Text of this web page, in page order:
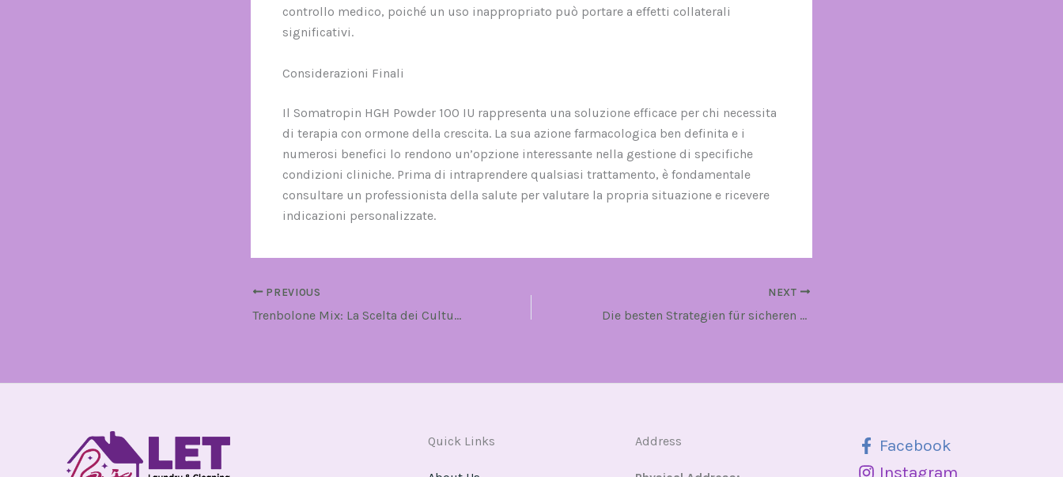
controllo medico, poiché un uso inappropriato può portare a effetti collaterali
significativi.
Considerazioni Finali
Il Somatropin HGH Powder 100 IU rappresenta una soluzione efficace per chi necessita
di terapia con ormone della crescita. La sua azione farmacologica ben definita e i
numerosi benefici lo rendono un’opzione interessante nella gestione di specifiche
condizioni cliniche. Prima di intraprendere qualsiasi trattamento, è fondamentale
consultare un professionista della salute per valutare la propria situazione e ricevere
indicazioni personalizzate.
PREVIOUS
Trenbolone Mix: La Scelta dei Culturisti per Massimali Muscolari
NEXT
Die besten Strategien für sicheren Muskelaufbau mit Anabolika
Quick Links Address
Facebook
Instagram